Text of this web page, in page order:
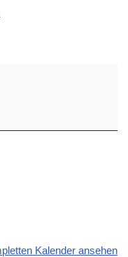
Kalender ansehen